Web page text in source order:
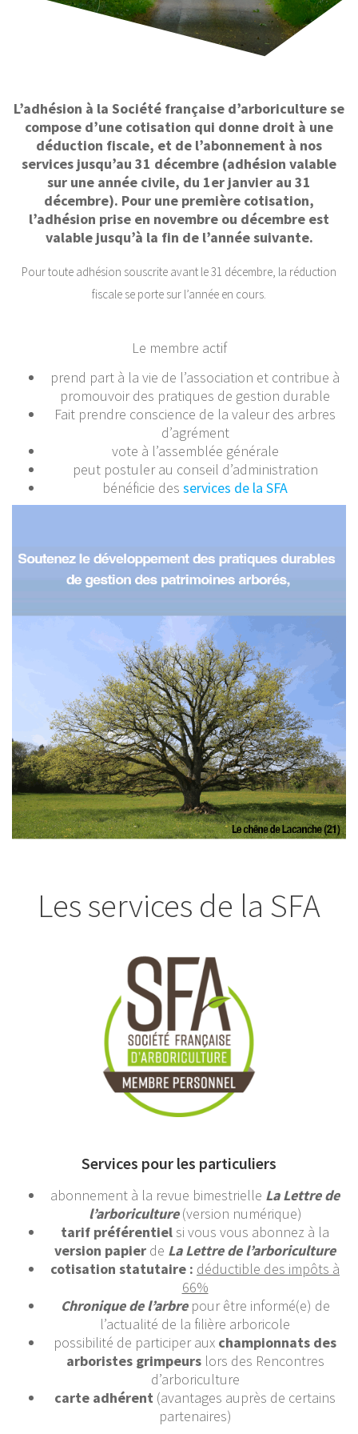
L’adhésion à la Société française d’arboriculture se
compose d’une cotisation qui donne droit à une
déduction fiscale, et de l’abonnement à nos
services jusqu’au 31 décembre (adhésion valable
sur une année civile, du 1er janvier au 31
décembre). Pour une première cotisation,
l’adhésion prise en novembre ou décembre est
valable jusqu’à la fin de l’année suivante.
Pour toute adhésion souscrite avant le 31 décembre, la réduction
fiscale se porte sur l’année en cours.
Le membre actif
prend part à la vie de l’association et contribue à
promouvoir des pratiques de gestion durable
Fait prendre conscience de la valeur des arbres
d’agrément
vote à l’assemblée générale
peut postuler au conseil d’administration
bénéficie des services de la SFA
Les services de la SFA
Services pour les particuliers
abonnement à la revue bimestrielle La Lettre de
l’arboriculture(version numérique)
tarif préférentiel si vous vous abonnez à la
version papier de La Lettre de l’arboriculture
cotisation statutaire : déductible des impôts à
66%
Chronique de l’arbre pour être informé(e) de
l’actualité de la filière arboricole
possibilité de participer aux championnats des
arboristes grimpeurslors des Rencontres
d’arboriculture
carte adhérent (avantages auprès de certains
partenaires)